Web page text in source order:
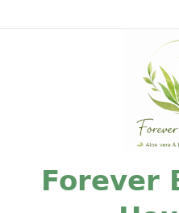
Forever